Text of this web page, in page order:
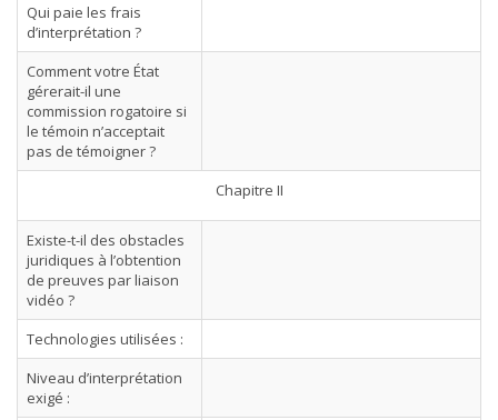
Qui paie les frais
d’interprétation ?
Comment votre État
gérerait-il une
commission rogatoire si
le témoin n’acceptait
pas de témoigner ?
Chapitre II
Existe-t-il des obstacles
juridiques à l’obtention
de preuves par liaison
vidéo ?
Technologies utilisées :
Niveau d’interprétation
exigé :